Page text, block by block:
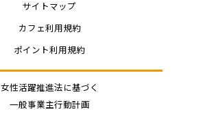
サイトマップ
カフェ利用規約
ポイント利用規約
女性活躍推進法に基づく
一般事業主行動計画